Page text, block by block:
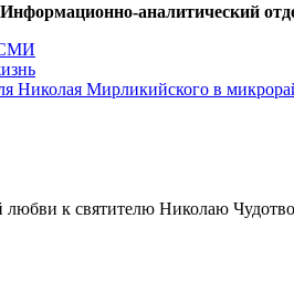
аналитический
СМИ
Николая Мирликийского в
к святителю Николаю